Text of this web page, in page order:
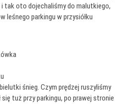
i tak oto dojechaliśmy do malutkiego,
leśnego parkingu w przysiółku
śnieg. Czym prędzej ruszyliśmy
tuż przy parkingu, po prawej stronie